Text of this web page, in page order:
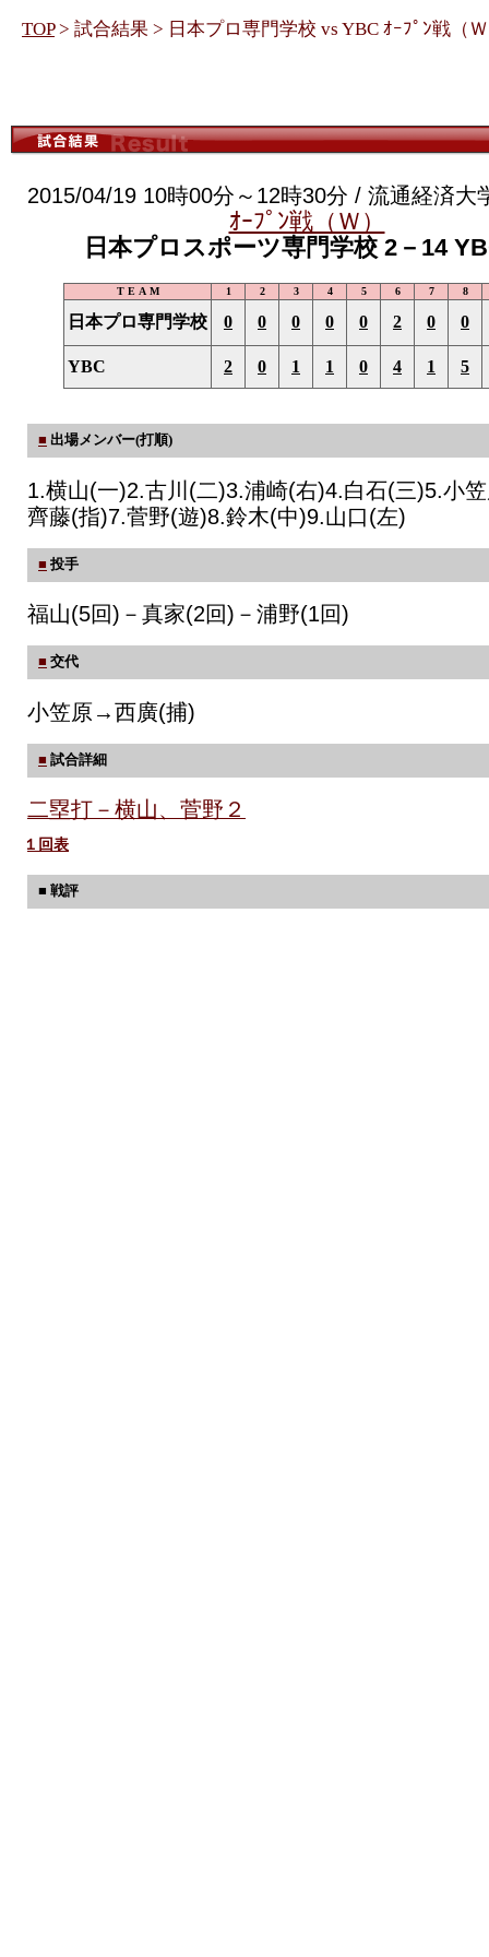
TOP> 試合結果 > 日本プロ専門学校 vs YBC ｵｰﾌﾟﾝ戦（
2015/04/19 10時00分～12時30分 / 流通経済大
ｵｰﾌﾟﾝ戦（Ｗ）
日本プロスポーツ専門学校 2－14
T E A M 1 2 3 4 5 6 7 8
日本プロ専門学校 0 0 0 0 0 2 0 0
YBC 2 0 1 1 0 4 1 5
■ 出場メンバー(打順)
1.横山(一)2.古川(二)3.浦崎(右)4.白石(三)5.小
齊藤(指)7.菅野(遊)8.鈴木(中)9.山口(左)
■ 投手
福山(5回)－真家(2回)－浦野(1回)
■ 交代
小笠原→西廣(捕)
■ 試合詳細
二塁打－横山、菅野２
１回表
■ 戦評